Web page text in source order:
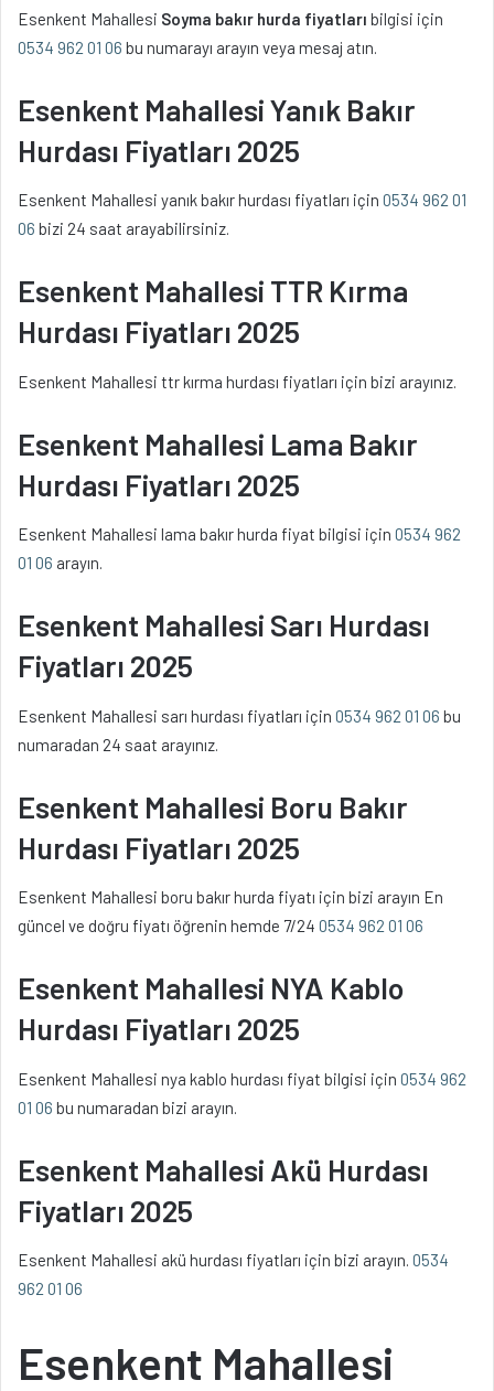
Esenkent Mahallesi Soyma bakır hurda fiyatları bilgisi için
0534 962 01 06 bu numarayı arayın veya mesaj atın.
Esenkent Mahallesi Yanık Bakır
Hurdası Fiyatları 2025
Esenkent Mahallesi yanık bakır hurdası fiyatları için 0534 962 01
06 bizi 24 saat arayabilirsiniz.
Esenkent Mahallesi TTR Kırma
Hurdası Fiyatları 2025
Esenkent Mahallesi ttr kırma hurdası fiyatları için bizi arayınız.
Esenkent Mahallesi Lama Bakır
Hurdası Fiyatları 2025
Esenkent Mahallesi lama bakır hurda fiyat bilgisi için 0534 962
01 06 arayın.
Esenkent Mahallesi Sarı Hurdası
Fiyatları 2025
Esenkent Mahallesi sarı hurdası fiyatları için 0534 962 01 06 bu
numaradan 24 saat arayınız.
Esenkent Mahallesi Boru Bakır
Hurdası Fiyatları 2025
Esenkent Mahallesi boru bakır hurda fiyatı için bizi arayın En
güncel ve doğru fiyatı öğrenin hemde 7/24 0534 962 01 06
Esenkent Mahallesi NYA Kablo
Hurdası Fiyatları 2025
Esenkent Mahallesi nya kablo hurdası fiyat bilgisi için 0534 962
01 06 bu numaradan bizi arayın.
Esenkent Mahallesi Akü Hurdası
Fiyatları 2025
Esenkent Mahallesi akü hurdası fiyatları için bizi arayın. 0534
962 01 06
Esenkent Mahallesi